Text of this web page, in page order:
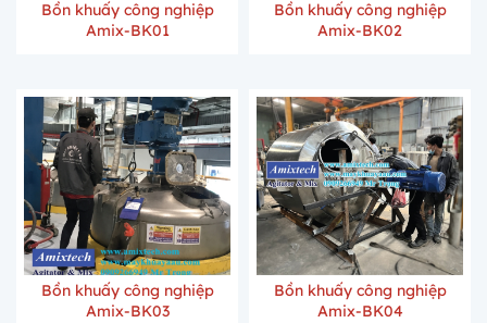
Bồn khuấy công nghiệp
Amix-BK01
Bồn khuấy công nghiệp
Amix-BK02
Bồn khuấy công nghiệp
Amix-BK03
Bồn khuấy công nghiệp
Amix-BK04